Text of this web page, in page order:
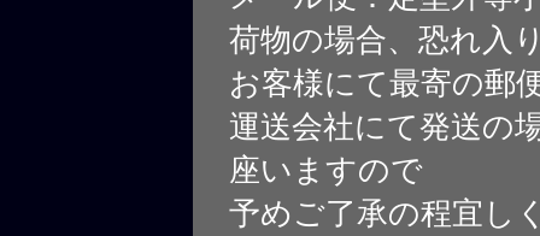
荷物の場合、恐れ入
お客様にて最寄の郵
運送会社にて発送の
座いますので
予めご了承の程宜し